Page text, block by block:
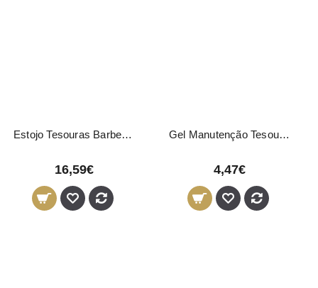
Estojo Tesouras Barber Line
16,59€
Gel Manutenção Tesouras Jaguar
4,47€